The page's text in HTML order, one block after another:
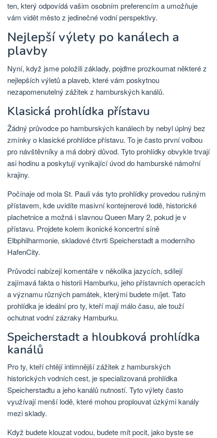
ten, který odpovídá vašim osobním preferencím a umožňuje
vám vidět město z jedinečné vodní perspektivy.
Nejlepší výlety po kanálech a
plavby
Nyní, když jsme položili základy, pojďme prozkoumat některé z
nejlepších výletů a plaveb, které vám poskytnou
nezapomenutelný zážitek z hamburských kanálů.
Klasická prohlídka přístavu
Žádný průvodce po hamburských kanálech by nebyl úplný bez
zmínky o klasické prohlídce přístavu. To je často první volbou
pro návštěvníky a má dobrý důvod. Tyto prohlídky obvykle trvají
asi hodinu a poskytují vynikající úvod do hamburské námořní
krajiny.
Počínaje od mola St. Pauli vás tyto prohlídky provedou rušným
přístavem, kde uvidíte masivní kontejnerové lodě, historické
plachetnice a možná i slavnou Queen Mary 2, pokud je v
přístavu. Projdete kolem ikonické koncertní síně
Elbphilharmonie, skladové čtvrti Speicherstadt a moderního
HafenCity.
Průvodci nabízejí komentáře v několika jazycích, sdílejí
zajímavá fakta o historii Hamburku, jeho přístavních operacích
a významu různých památek, kterými budete míjet. Tato
prohlídka je ideální pro ty, kteří mají málo času, ale touží
ochutnat vodní zázraky Hamburku.
Speicherstadt a hloubková prohlídka
kanálů
Pro ty, kteří chtějí intimnější zážitek z hamburských
historických vodních cest, je specializovaná prohlídka
Speicherstadtu a jeho kanálů nutností. Tyto výlety často
využívají menší lodě, které mohou proplouvat úzkými kanály
mezi sklady.
Když budete klouzat vodou, budete mít pocit, jako byste se